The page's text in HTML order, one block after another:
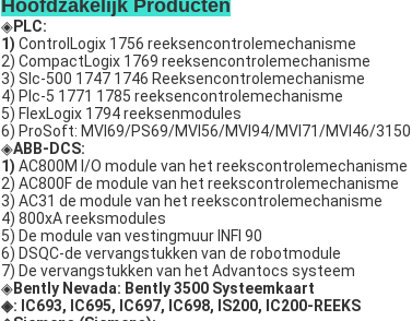
Hoofdzakelijk Producten
◈PLC:
1) ControlLogix 1756 reeksencontrolemechanisme
2) CompactLogix 1769 reeksencontrolemechanisme
3) Slc-500 1747 1746 Reeksencontrolemechanisme
4) Plc-5 1771 1785 reeksencontrolemechanisme
5) FlexLogix 1794 reeksenmodules
6) ProSoft: MVI69/PS69/MVI56/MVI94/MVI71/MVI46/3150
◈ABB-DCS:
1) AC800M I/O module van het reekscontrolemechanisme
2) AC800F de module van het reekscontrolemechanisme
3) AC31 de module van het reekscontrolemechanisme
4) 800xA reeksmodules
5) De module van vestingmuur INFI 90
6) DSQC-de vervangstukken van de robotmodule
7) De vervangstukken van het Advantocs systeem
◈Bently Nevada: Bently 3500 Systeemkaart
◈: IC693, IC695, IC697, IC698, IS200, IC200-REEKS